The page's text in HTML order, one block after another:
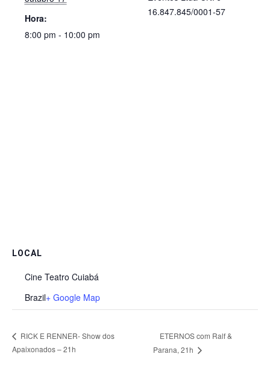
Hora:
8:00 pm - 10:00 pm
16.847.845/0001-57
LOCAL
Cine Teatro Cuiabá
Brazil+ Google Map
RICK E RENNER- Show dos
Apaixonados – 21h
ETERNOS com Ralf &
Parana, 21h